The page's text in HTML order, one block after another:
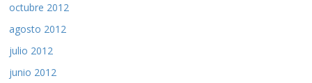
octubre 2012
agosto 2012
julio 2012
junio 2012